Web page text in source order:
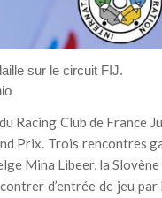
sur le circuit FIJ.
Racing Club de France
Prix. Trois rencontres
Mina Libeer, la
d’entrée de jeu par